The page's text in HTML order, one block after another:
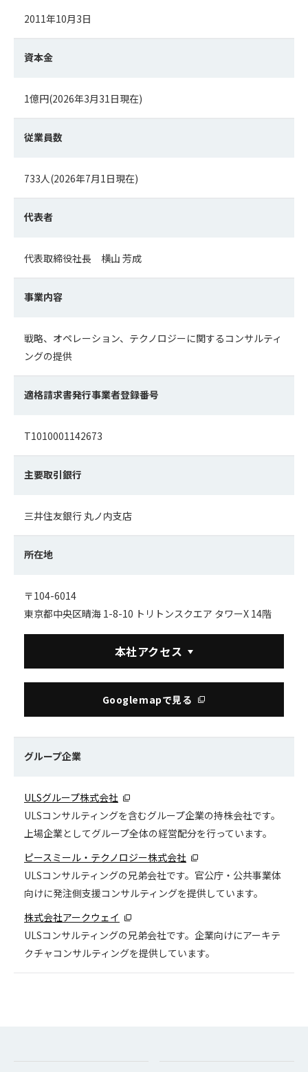
2011年10月3日
資本金
1億円(2026年3月31日現在)
従業員数
733人(2026年7月1日現在)
代表者
代表取締役社長 横山 芳成
事業内容
戦略、オペレーション、テクノロジーに関するコンサルティ
ングの提供
適格請求書発行事業者登録番号
T1010001142673
主要取引銀行
三井住友銀行 丸ノ内支店
所在地
〒104-6014
東京都中央区晴海 1-8-10 トリトンスクエア タワーX 14階
本社アクセス
Googlemapで見る
グループ企業
ULSグループ株式会社
ULSコンサルティングを含むグループ企業の持株会社です。
上場企業としてグループ全体の経営配分を行っています。
ピースミール・テクノロジー株式会社
ULSコンサルティングの兄弟会社です。官公庁・公共事業体
向けに発注側支援コンサルティングを提供しています。
株式会社アークウェイ
ULSコンサルティングの兄弟会社です。企業向けにアーキテ
クチャコンサルティングを提供しています。